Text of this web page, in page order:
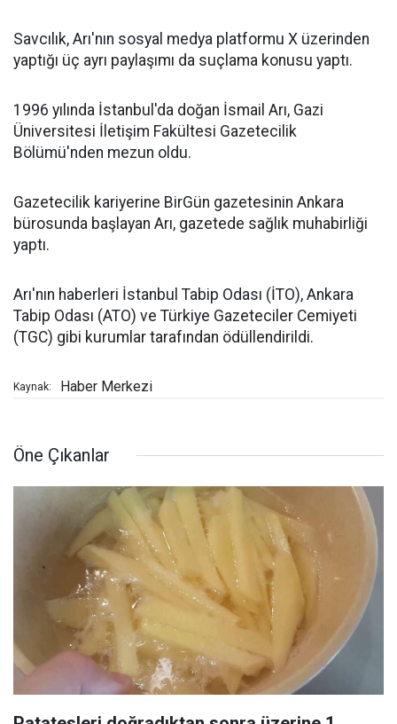
Savcılık, Arı'nın sosyal medya platformu X üzerinden
yaptığı üç ayrı paylaşımı da suçlama konusu yaptı.
1996 yılında İstanbul'da doğan İsmail Arı, Gazi
Üniversitesi İletişim Fakültesi Gazetecilik
Bölümü'nden mezun oldu.
Gazetecilik kariyerine BirGün gazetesinin Ankara
bürosunda başlayan Arı, gazetede sağlık muhabirliği
yaptı.
Arı'nın haberleri İstanbul Tabip Odası (İTO), Ankara
Tabip Odası (ATO) ve Türkiye Gazeteciler Cemiyeti
(TGC) gibi kurumlar tarafından ödüllendirildi.
Kaynak: Haber Merkezi
Öne Çıkanlar